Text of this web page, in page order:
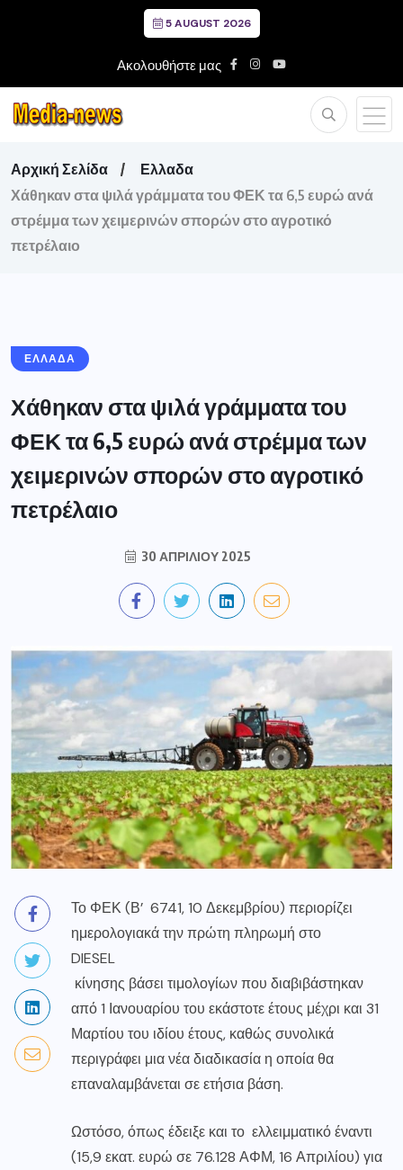
5 AUGUST 2026
Ακολουθήστε μας
Αρχική Σελίδα
Ελλαδα
Χάθηκαν στα ψιλά γράμματα του ΦΕΚ τα 6,5 ευρώ ανά
στρέμμα των χειμερινών σπορών στο αγροτικό
πετρέλαιο
ΕΛΛΑΔΑ
Χάθηκαν στα ψιλά γράμματα του
ΦΕΚ τα 6,5 ευρώ ανά στρέμμα των
χειμερινών σπορών στο αγροτικό
πετρέλαιο
30 ΑΠΡΙΛΊΟΥ 2025
Το ΦΕΚ (Β’ 6741, 10 Δεκεμβρίου) περιορίζει
ημερολογιακά την πρώτη πληρωμή στο
DIESEL
κίνησης βάσει τιμολογίων που διαβιβάστηκαν
από 1 Ιανουαρίου του εκάστοτε έτους μέχρι και 31
Μαρτίου του ιδίου έτους, καθώς συνολικά
περιγράφει μια νέα διαδικασία η οποία θα
επαναλαμβάνεται σε ετήσια βάση.
Ωστόσο, όπως έδειξε και το ελλειμματικό έναντι
(15,9 εκατ. ευρώ σε 76.128 ΑΦΜ, 16 Απριλίου) για